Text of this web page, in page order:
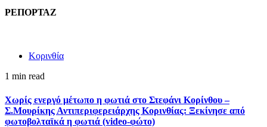
ΡΕΠΟΡΤΑΖ
Κορινθία
1 min read
Χωρίς ενεργό μέτωπο η φωτιά στο Στεφάνι Κορίνθου –
Σ.Μουρίκης Αντιπεριφερειάρχης Κορινθίας: Ξεκίνησε από
φωτοβολταϊκά η φωτιά (video-φώτο)